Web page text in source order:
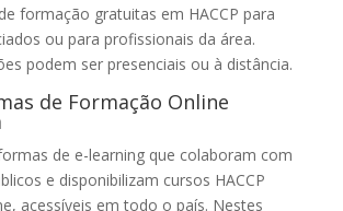
formação gratuitas em HACCP para
ou para profissionais da área.
podem ser presenciais ou à distância.
de Formação Online
de e-learning que colaboram com
e disponibilizam cursos HACCP
acessíveis em todo o país. Nestes